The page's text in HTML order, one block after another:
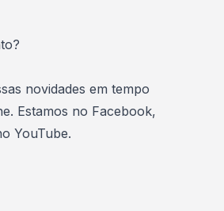
o?
novidades em tempo
Estamos no Facebook,
YouTube.